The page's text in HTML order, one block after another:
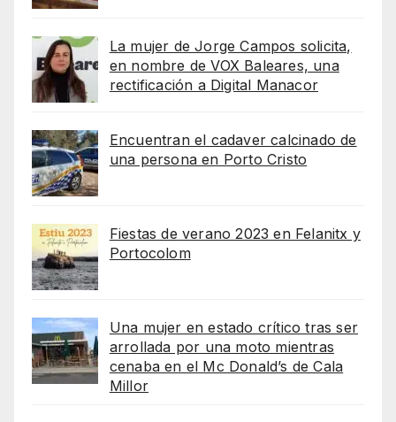
La mujer de Jorge Campos solicita,
en nombre de VOX Baleares, una
rectificación a Digital Manacor
Encuentran el cadaver calcinado de
una persona en Porto Cristo
Fiestas de verano 2023 en Felanitx y
Portocolom
Una mujer en estado crítico tras ser
arrollada por una moto mientras
cenaba en el Mc Donald’s de Cala
Millor